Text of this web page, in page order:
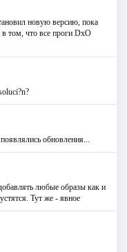
новую версию, пока
том, что все проги DxO
обновления...
любые образы как и
Тут же - явное